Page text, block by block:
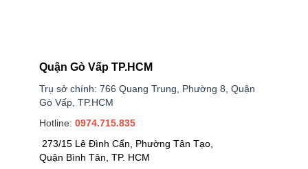
Quận Gò Vấp TP.HCM
Trụ sở chính: 766 Quang Trung, Phường 8, Quận
Gò Vấp, TP.HCM
Hotline: 0974.715.835
273/15 Lê Đình Cẩn, Phường Tân Tạo,
Quận Bình Tân, TP. HCM